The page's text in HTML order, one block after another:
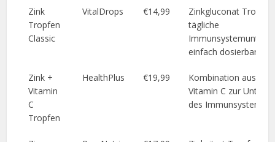
Zink
Tropfen
Classic
VitalDrops €14,99
Zinkgluconat
tägliche
einfach dosierbar.
Zink +
Vitamin
C
Tropfen
HealthPlus €19,99
Kombination aus
Vitamin C zur
des Immunsystems.